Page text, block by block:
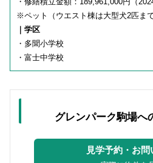
※ペット（ウエスト棟は大型犬2匹まで
｜学区
・多聞小学校
・富士中学校
グレンパーク駒場へ
見学予約・お問